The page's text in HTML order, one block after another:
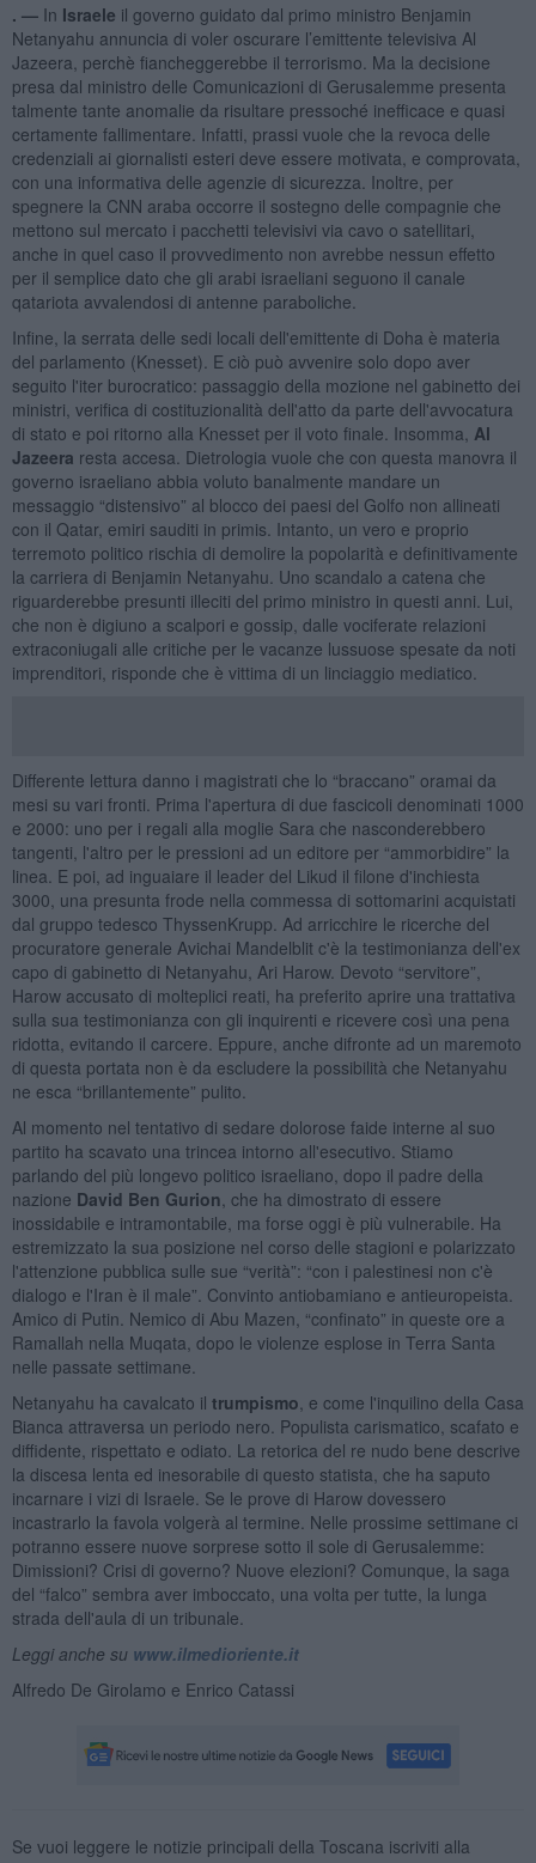
. — In Israele il governo guidato dal primo ministro Benjamin
Netanyahu annuncia di voler oscurare l’emittente televisiva Al
Jazeera, perchè fiancheggerebbe il terrorismo. Ma la decisione
presa dal ministro delle Comunicazioni di Gerusalemme presenta
talmente tante anomalie da risultare pressoché inefficace e quasi
certamente fallimentare. Infatti, prassi vuole che la revoca delle
credenziali ai giornalisti esteri deve essere motivata, e comprovata,
con una informativa delle agenzie di sicurezza. Inoltre, per
spegnere la CNN araba occorre il sostegno delle compagnie che
mettono sul mercato i pacchetti televisivi via cavo o satellitari,
anche in quel caso il provvedimento non avrebbe nessun effetto
per il semplice dato che gli arabi israeliani seguono il canale
qatariota avvalendosi di antenne paraboliche.
Infine, la serrata delle sedi locali dell'emittente di Doha è materia
del parlamento (Knesset). E ciò può avvenire solo dopo aver
seguito l'iter burocratico: passaggio della mozione nel gabinetto dei
ministri, verifica di costituzionalità dell'atto da parte dell'avvocatura
di stato e poi ritorno alla Knesset per il voto finale. Insomma, Al
Jazeera resta accesa. Dietrologia vuole che con questa manovra il
governo israeliano abbia voluto banalmente mandare un
messaggio “distensivo” al blocco dei paesi del Golfo non allineati
con il Qatar, emiri sauditi in primis. Intanto, un vero e proprio
terremoto politico rischia di demolire la popolarità e definitivamente
la carriera di Benjamin Netanyahu. Uno scandalo a catena che
riguarderebbe presunti illeciti del primo ministro in questi anni. Lui,
che non è digiuno a scalpori e gossip, dalle vociferate relazioni
extraconiugali alle critiche per le vacanze lussuose spesate da noti
imprenditori, risponde che è vittima di un linciaggio mediatico.
Differente lettura danno i magistrati che lo “braccano” oramai da
mesi su vari fronti. Prima l'apertura di due fascicoli denominati 1000
e 2000: uno per i regali alla moglie Sara che nasconderebbero
tangenti, l'altro per le pressioni ad un editore per “ammorbidire” la
linea. E poi, ad inguaiare il leader del Likud il filone d'inchiesta
3000, una presunta frode nella commessa di sottomarini acquistati
dal gruppo tedesco ThyssenKrupp. Ad arricchire le ricerche del
procuratore generale Avichai Mandelblit c'è la testimonianza dell'ex
capo di gabinetto di Netanyahu, Ari Harow. Devoto “servitore”,
Harow accusato di molteplici reati, ha preferito aprire una trattativa
sulla sua testimonianza con gli inquirenti e ricevere così una pena
ridotta, evitando il carcere. Eppure, anche difronte ad un maremoto
di questa portata non è da escludere la possibilità che Netanyahu
ne esca “brillantemente” pulito.
Al momento nel tentativo di sedare dolorose faide interne al suo
partito ha scavato una trincea intorno all'esecutivo. Stiamo
parlando del più longevo politico israeliano, dopo il padre della
nazione David Ben Gurion , che ha dimostrato di essere
inossidabile e intramontabile, ma forse oggi è più vulnerabile. Ha
estremizzato la sua posizione nel corso delle stagioni e polarizzato
l'attenzione pubblica sulle sue “verità”: “con i palestinesi non c'è
dialogo e l'Iran è il male”. Convinto antiobamiano e antieuropeista.
Amico di Putin. Nemico di Abu Mazen, “confinato” in queste ore a
Ramallah nella Muqata, dopo le violenze esplose in Terra Santa
nelle passate settimane.
Netanyahu ha cavalcato il trumpismo , e come l'inquilino della Casa
Bianca attraversa un periodo nero. Populista carismatico, scafato e
diffidente, rispettato e odiato. La retorica del re nudo bene descrive
la discesa lenta ed inesorabile di questo statista, che ha saputo
incarnare i vizi di Israele. Se le prove di Harow dovessero
incastrarlo la favola volgerà al termine. Nelle prossime settimane ci
potranno essere nuove sorprese sotto il sole di Gerusalemme:
Dimissioni? Crisi di governo? Nuove elezioni? Comunque, la saga
del “falco” sembra aver imboccato, una volta per tutte, la lunga
strada dell'aula di un tribunale.
Leggi anche su www.ilmedioriente.it
Alfredo De Girolamo e Enrico Catassi
Se vuoi leggere le notizie principali della Toscana iscriviti alla